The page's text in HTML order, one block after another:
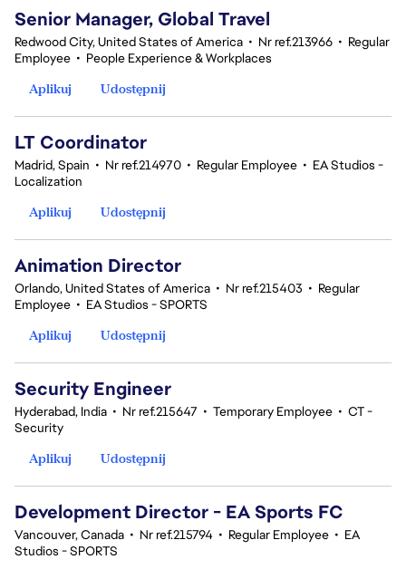
Senior Manager, Global Travel
Redwood City, United States of America • Nr ref.213966 • Regular
Employee • People Experience & Workplaces
Aplikuj
Udostępnij
LT Coordinator
Madrid, Spain • Nr ref.214970 • Regular Employee • EA Studios -
Localization
Aplikuj
Udostępnij
Animation Director
Orlando, United States of America • Nr ref.215403 • Regular
Employee • EA Studios - SPORTS
Aplikuj
Udostępnij
Security Engineer
Hyderabad, India • Nr ref.215647 • Temporary Employee • CT -
Security
Aplikuj
Udostępnij
Development Director - EA Sports FC
Vancouver, Canada • Nr ref.215794 • Regular Employee • EA
Studios - SPORTS